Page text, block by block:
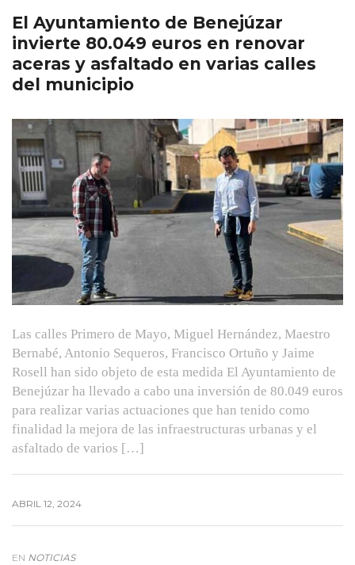
El Ayuntamiento de Benejúzar
invierte 80.049 euros en renovar
aceras y asfaltado en varias calles
del municipio
Las calles Primero de Mayo, Miguel Hernández, Maestro
Bernabé, Antonio Sequeros, Francisco Ortuño y Jaime
Rosell han sido objeto de esta medida El Ayuntamiento de
Benejúzar ha llevado a cabo una inversión de 80.049 euros
para realizar varias actuaciones que han tenido como
finalidad la mejora de las infraestructuras urbanas y el
asfaltado de varios […]
ABRIL 12, 2024
EN NOTICIAS